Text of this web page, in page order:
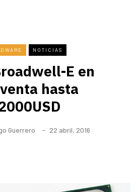
NOTICIAS
E en
hasta
Guerrero 22 abril, 2016